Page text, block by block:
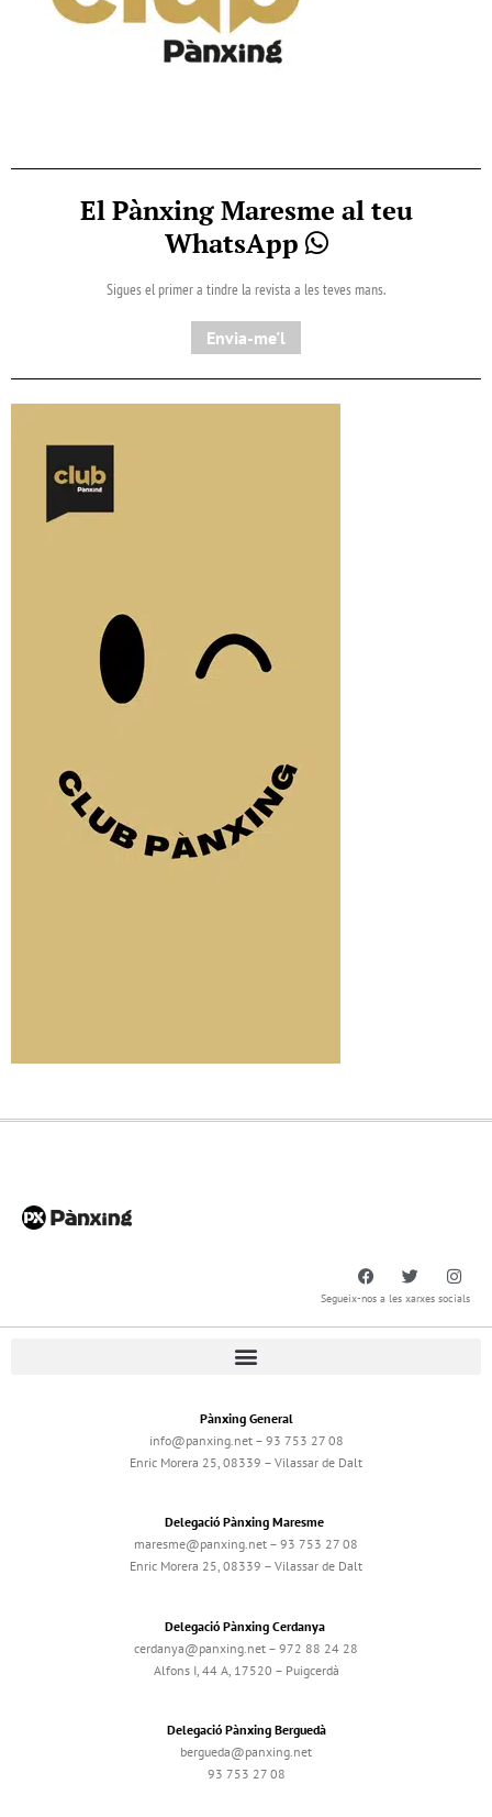
El Pànxing Maresme al teu
WhatsApp
Sigues el primer a tindre la revista a les teves mans.
Envia-me'l
Segueix-nos a les xarxes socials
Pànxing General
info@panxing.net – 93 753 27 08
Enric Morera 25, 08339 – Vilassar de Dalt
Delegació Pànxing Maresme
maresme@panxing.net – 93 753 27 08
Enric Morera 25, 08339 – Vilassar de Dalt
Delegació Pànxing Cerdanya
cerdanya@panxing.net – 972 88 24 28
Alfons I, 44 A, 17520 – Puigcerdà
Delegació Pànxing Berguedà
bergueda@panxing.net
93 753 27 08